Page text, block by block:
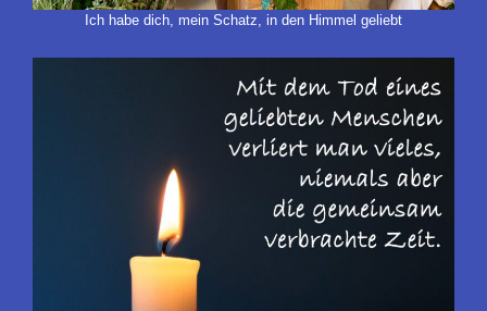
Ich habe dich, mein Schatz, in den Himmel geliebt